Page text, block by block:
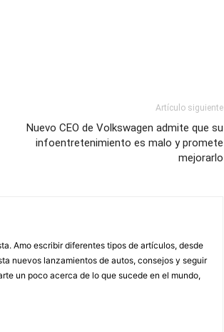
Artículo siguiente
Nuevo CEO de Volkswagen admite que su
infoentretenimiento es malo y promete
mejorarlo
Amo escribir diferentes tipos de artículos, desde
nuevos lanzamientos de autos, consejos y seguir
un poco acerca de lo que sucede en el mundo,